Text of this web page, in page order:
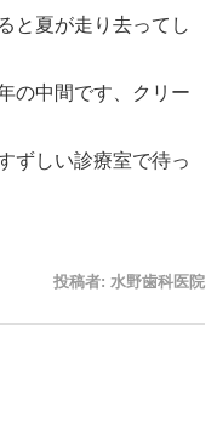
と夏が走り去ってし
の中間です、クリー
ずしい診療室で待っ
投稿者: 水野歯科医院